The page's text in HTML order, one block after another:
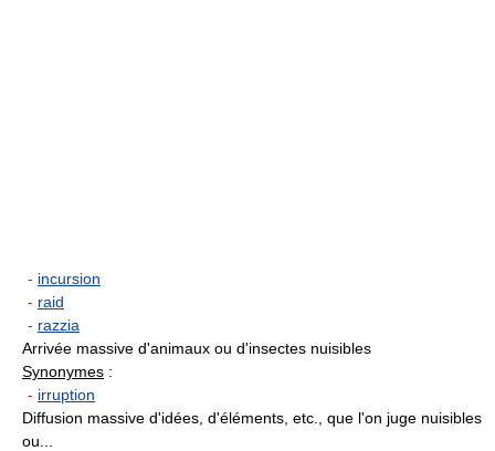
- incursion
- raid
- razzia
Arrivée massive d'animaux ou d'insectes nuisibles
Synonymes :
- irruption
Diffusion massive d'idées, d'éléments, etc., que l'on juge nuisibles
ou...